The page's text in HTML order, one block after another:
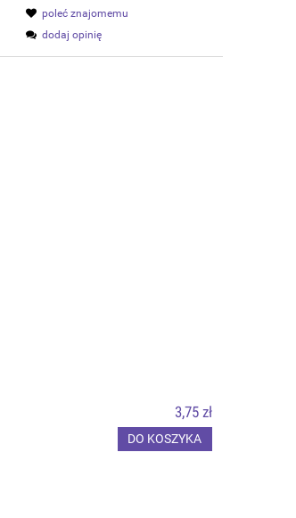
poleć znajomemu
dodaj opinię
3,75 zł
DO KOSZYKA